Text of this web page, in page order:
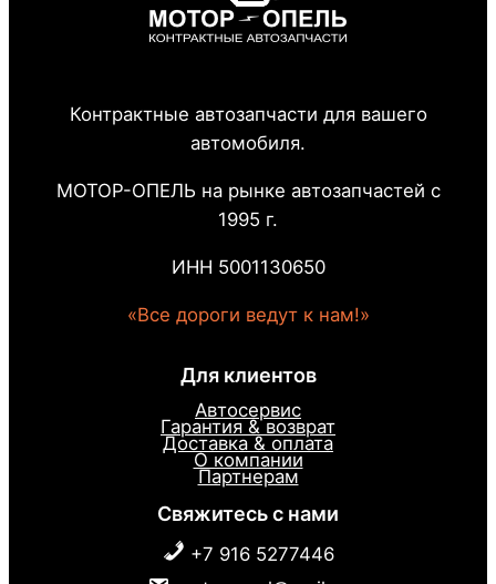
Контрактные автозапчасти для вашего
автомобиля.
МОТОР-ОПЕЛЬ на рынке автозапчастей с
1995 г.
ИНН 5001130650
«Все дороги ведут к нам!»
Для клиентов
Автосервис
Гарантия & возврат
Доставка & оплата
О компании
Партнерам
Свяжитесь с нами
+7 916 5277446